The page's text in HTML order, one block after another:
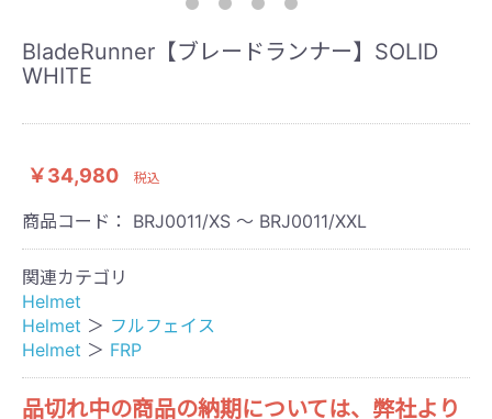
BladeRunner【ブレードランナー】SOLID
WHITE
￥34,980 税込
商品コード： BRJ0011/XS ～ BRJ0011/XXL
関連カテゴリ
Helmet
Helmet ＞ フルフェイス
Helmet ＞ FRP
品切れ中の商品の納期については、弊社より